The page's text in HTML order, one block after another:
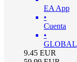
EA App
•
Cuenta
•
GLOBAL
9.45 EUR